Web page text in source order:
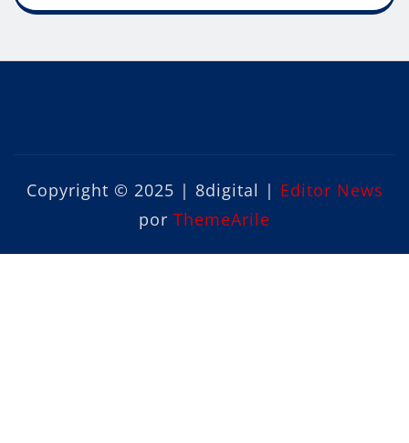
Copyright © 2025 | 8digital | Editor News
por ThemeArile